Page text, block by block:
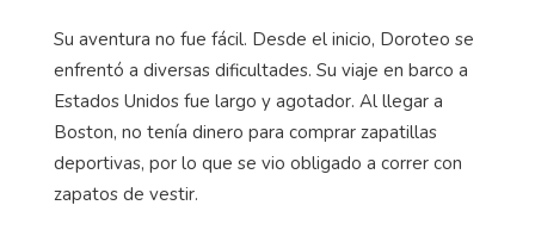
Su aventura no fue fácil. Desde el inicio, Doroteo se
enfrentó a diversas dificultades. Su viaje en barco a
Estados Unidos fue largo y agotador. Al llegar a
Boston, no tenía dinero para comprar zapatillas
deportivas, por lo que se vio obligado a correr con
zapatos de vestir.